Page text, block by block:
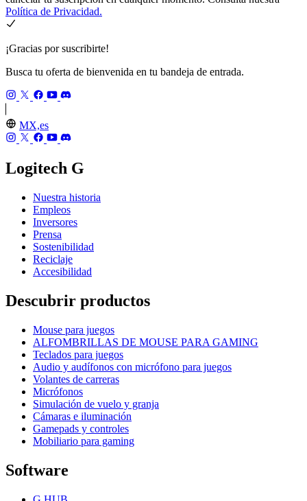
Política de Privacidad.
¡Gracias por suscribirte!
Busca tu oferta de bienvenida en tu bandeja de entrada.
MX,es
Logitech G
Nuestra historia
Empleos
Inversores
Prensa
Sostenibilidad
Reciclaje
Accesibilidad
Descubrir productos
Mouse para juegos
ALFOMBRILLAS DE MOUSE PARA GAMING
Teclados para juegos
Audio y audífonos con micrófono para juegos
Volantes de carreras
Micrófonos
Simulación de vuelo y granja
Cámaras e iluminación
Gamepads y controles
Mobiliario para gaming
Software